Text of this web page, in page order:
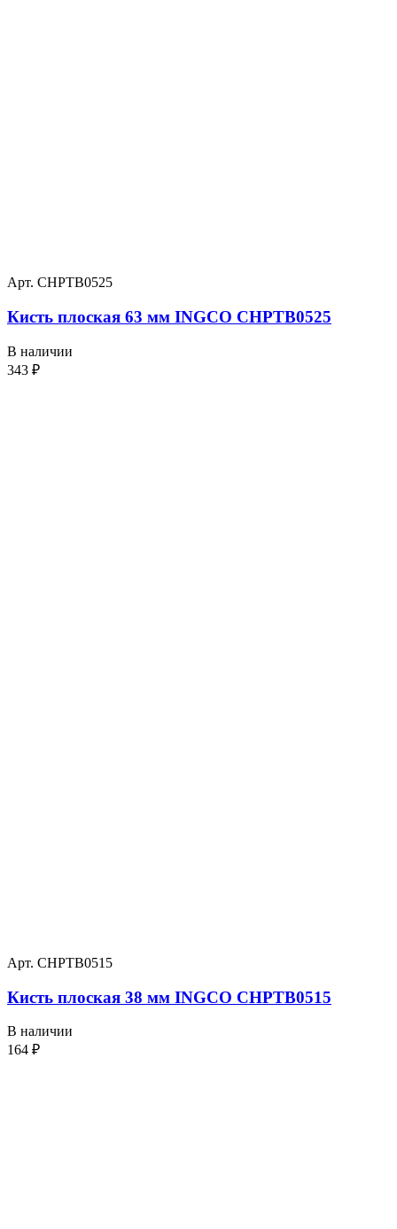
Арт. CHPTB0525
Кисть плоская 63 мм INGCO CHPTB0525
В наличии
343 ₽
Арт. CHPTB0515
Кисть плоская 38 мм INGCO CHPTB0515
В наличии
164 ₽